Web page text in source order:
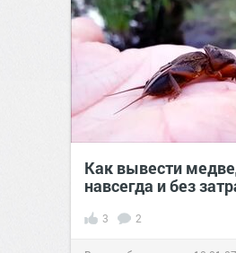
Как вывести
навсегда и без
3 2